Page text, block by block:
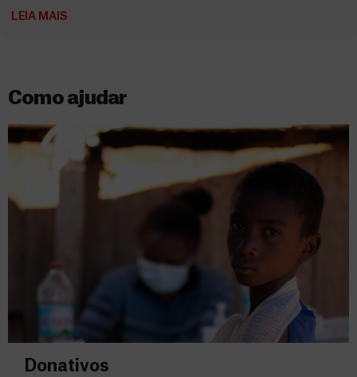
LEIA MAIS
Como ajudar
Donativos